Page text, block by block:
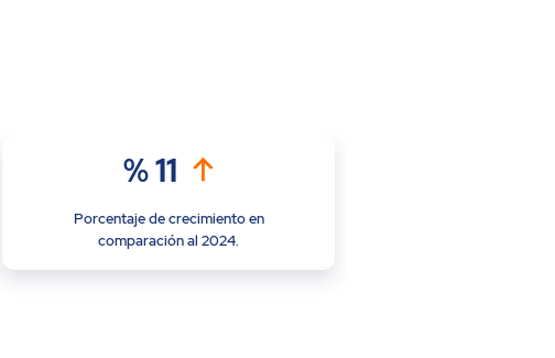
%11
Porcentaje de crecimiento en
comparación al 2024.